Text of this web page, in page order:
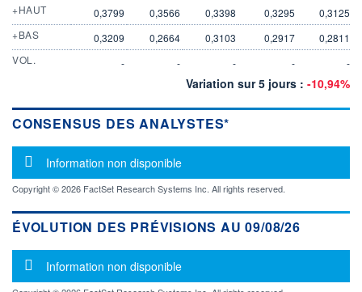
+HAUT
0,3799 0,3566 0,3398 0,3295
0,3125
+BAS
0,3209 0,2664 0,3103 0,2917
0,2811
VOL.
- - - - -
Variation sur 5 jours : -10,94%
CONSENSUS DES ANALYSTES*
Message d'information
Information non disponible
Copyright © 2026 FactSet Research Systems Inc. All rights reserved.
ÉVOLUTION DES PRÉVISIONS AU 09/08/26
Message d'information
Information non disponible